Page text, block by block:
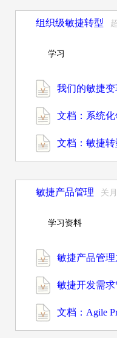
组织级敏捷转型
学习
我们的敏捷
文档：系统化
文档：敏捷转
敏捷产品管理 关
学习资料
敏捷产品管理
敏捷开发需求
文档：Agile